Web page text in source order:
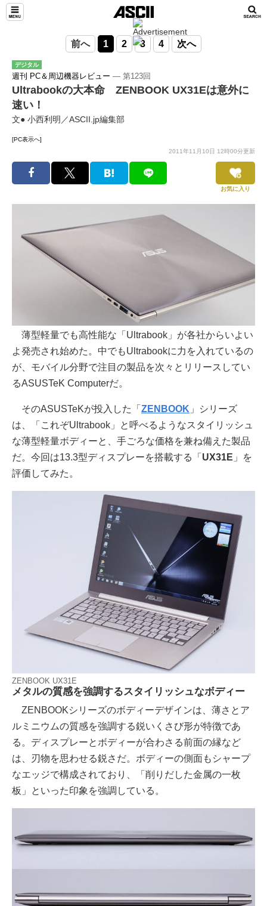
前へ 1 2 3 4 次へ
デジタル
週刊 PC＆周辺機器レビュー ― 第123回
Ultrabookの大本命 ZENBOOK UX31Eは意外に
速い！
文● 小西利明／ASCII.jp編集部
[PC表示へ]
2011年11月10日 12時00分更新
お気に入り
薄型軽量でも高性能な「Ultrabook」が各社からいよい
よ発売され始めた。中でもUltrabookに力を入れているの
が、モバイル分野で注目の製品を次々とリリースしてい
るASUSTeK Computerだ。
そのASUSTeKが投入した「 ZENBOOK 」シリーズ
は、「これぞUltrabook」と呼べるようなスタイリッシュ
な薄型軽量ボディーと、手ごろな価格を兼ね備えた製品
だ。今回は13.3型ディスプレーを搭載する「 UX31E 」を
評価してみた。
ZENBOOK UX31E
メタルの質感を強調するスタイリッシュなボディー
ZENBOOKシリーズのボディーデザインは、薄さとア
ルミニウムの質感を強調する鋭いくさび形が特徴であ
る。ディスプレーとボディーが合わさる前面の縁など
は、刃物を思わせる鋭さだ。ボディーの側面もシャープ
なエッジで構成されており、「削りだした金属の一枚
板」といった印象を強調している。